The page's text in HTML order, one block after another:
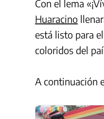
Con el lema
Huaracino
está listo para
coloridos del
A continuación